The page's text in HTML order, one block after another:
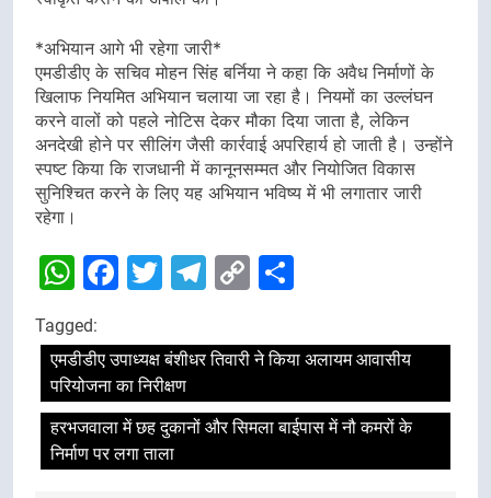
*अभियान आगे भी रहेगा जारी*
एमडीडीए के सचिव मोहन सिंह बर्निया ने कहा कि अवैध निर्माणों के
खिलाफ नियमित अभियान चलाया जा रहा है। नियमों का उल्लंघन
करने वालों को पहले नोटिस देकर मौका दिया जाता है, लेकिन
अनदेखी होने पर सीलिंग जैसी कार्रवाई अपरिहार्य हो जाती है। उन्होंने
स्पष्ट किया कि राजधानी में कानूनसम्मत और नियोजित विकास
सुनिश्चित करने के लिए यह अभियान भविष्य में भी लगातार जारी
रहेगा।
WhatsApp
Facebook
Twitter
Telegram
Copy
Tagged:
एमडीडीए उपाध्यक्ष बंशीधर तिवारी ने किया अलायम आवासीय
परियोजना का निरीक्षण
हरभजवाला में छह दुकानों और सिमला बाईपास में नौ कमरों के
निर्माण पर लगा ताला